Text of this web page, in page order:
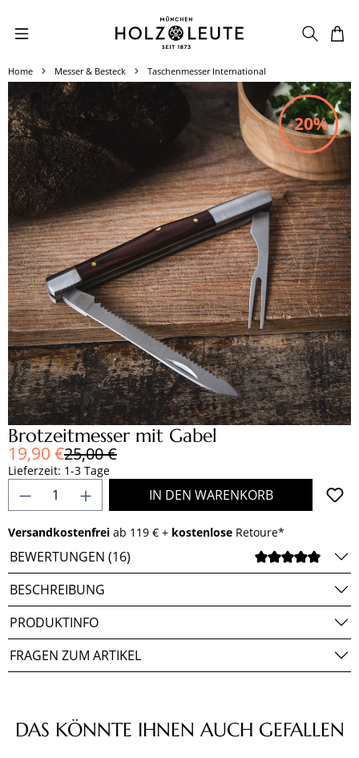
Zum Hauptinhalt springen
Home Messer & Besteck Taschenmesser International
Brotzeitmesser mit Gabel
Verkaufspreis:Regulärer Preis:
25,00 €
19,90 €
Lieferzeit: 1-3 Tage
Produkt Anzahl: Gib den gewünschten
IN DEN WARENKORB
Versandkostenfrei ab 119 € + kostenlose Retoure*
BEWERTUNGEN (16)
BESCHREIBUNG
PRODUKTINFO
FRAGEN ZUM ARTIKEL
Bildergalerie überspringen
-20%
Produktgalerie überspringen
DAS KÖNNTE IHNEN AUCH GEFALLEN